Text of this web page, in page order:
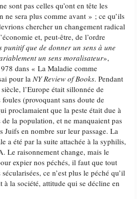
sont pas celles qu’ont en tête les
ne sera plus comme avant » ; ce qu’ils
chercher un changement radical
et, peut-être, de l’ordre
punitif que de donner un sens à une
un sens moralisateur»,
dans « La Maladie comme
pour laNY Review of Books. Pendant
l’Europe était sillonnée de
(provoquant sans doute de
proclamaient que la peste était due à
la population, et ne manquaient pas
Juifs en nombre sur leur passage. La
a été par la suite attachée à la syphilis,
Le raisonnement change, mais le
expier nos péchés, il faut que tout
ce n’est plus le péché qu’il
la société, attitude qui se décline en